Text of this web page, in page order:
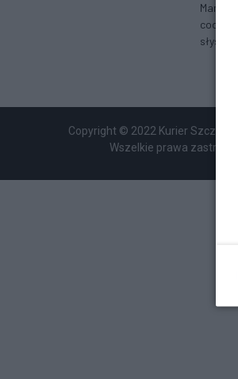
Mamy
Copyright © 2022 Kurier
Wszelkie prawa